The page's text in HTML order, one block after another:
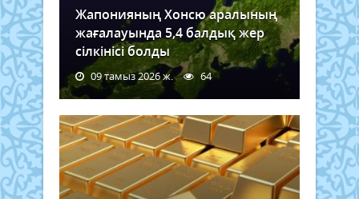
Жапонияның Хонсю аралының
жағалауында 5,4 балдық жер
сілкінісі болды
09 тамыз 2026 ж. 64